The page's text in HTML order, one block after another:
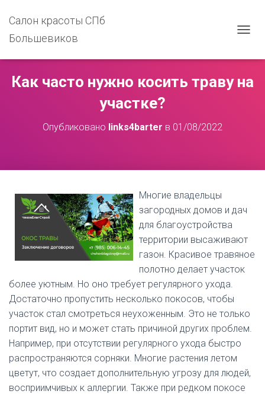
Салон красоты СПб
Большевиков
Р
К
Г
И
Ю
Как часто нужно косить траву на
участке?
Опубликовано links4barter в 01/08/2022
Многие владельцы
загородных домов и дач
для благоустройства
территории высаживают
газон. Красивое травяное
полотно делает участок
более уютным. Но оно требует регулярного ухода.
Достаточно пропустить несколько покосов, чтобы
участок стал смотреться неухоженным. Это не только
портит вид, но и может стать причиной других проблем.
Например, при отсутствии регулярного ухода быстро
распространяются сорняки. Многие растения летом
цветут, что создает дополнительную угрозу для людей,
восприимчивых к аллергии. Также при редком покосе